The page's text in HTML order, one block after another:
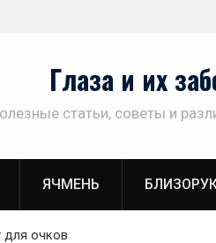
Глаза и их
статьи, советы и
ЯЧМЕНЬ
для очков